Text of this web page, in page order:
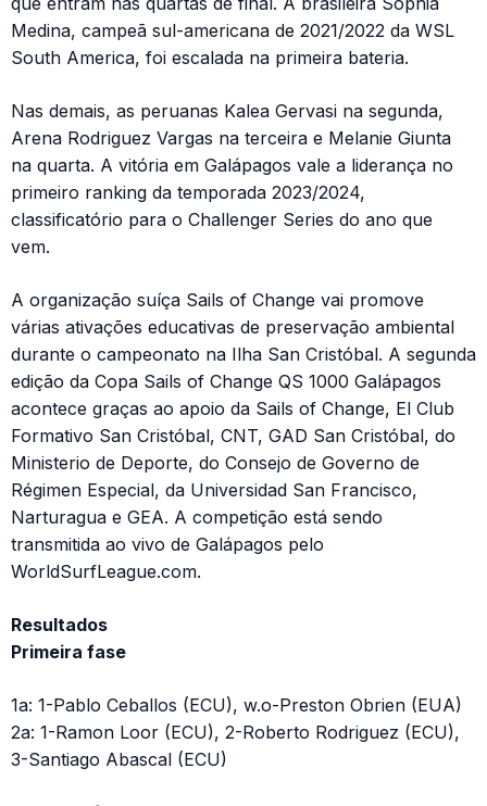
Medina, campeã sul-americana de 2021/2022 da WSL
South America, foi escalada na primeira bateria.
Nas demais, as peruanas Kalea Gervasi na segunda,
Arena Rodriguez Vargas na terceira e Melanie Giunta
na quarta. A vitória em Galápagos vale a liderança no
primeiro ranking da temporada 2023/2024,
classificatório para o Challenger Series do ano que
vem.
A organização suíça Sails of Change vai promove
várias ativações educativas de preservação ambiental
durante o campeonato na Ilha San Cristóbal. A segunda
edição da Copa Sails of Change QS 1000 Galápagos
acontece graças ao apoio da Sails of Change, El Club
Formativo San Cristóbal, CNT, GAD San Cristóbal, do
Ministerio de Deporte, do Consejo de Governo de
Régimen Especial, da Universidad San Francisco,
Narturagua e GEA. A competição está sendo
transmitida ao vivo de Galápagos pelo
WorldSurfLeague.com.
Resultados
Primeira fase
1a: 1-Pablo Ceballos (ECU), w.o-Preston Obrien (EUA)
2a: 1-Ramon Loor (ECU), 2-Roberto Rodriguez (ECU),
3-Santiago Abascal (ECU)